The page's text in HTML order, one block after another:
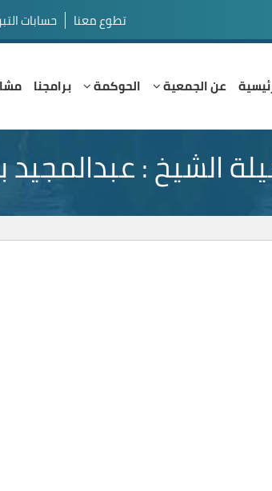
تطوع معنا حسابات
عن الجمعية الحوكمة برامجنا
الشيخ :